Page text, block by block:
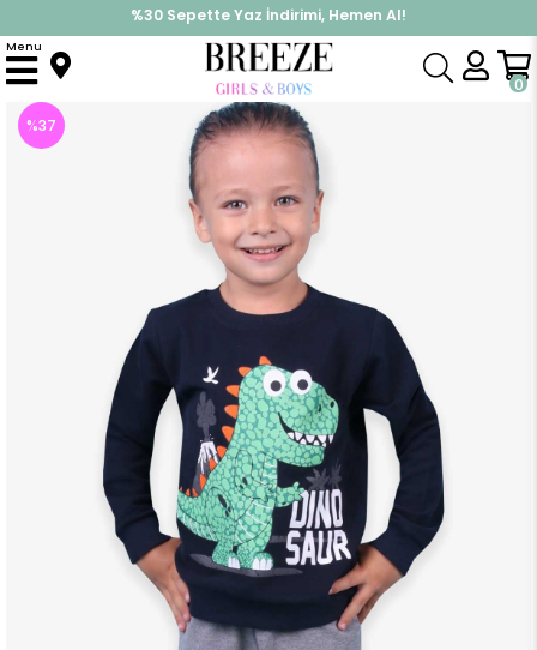
%30 Sepette Yaz İndirimi, Hemen Al!
İndirimlere ek %10 İndirimi Kap, Hemen Üye Ol!
0
Menu
Anasayfa Takımlar Eşofman Takımı
%37